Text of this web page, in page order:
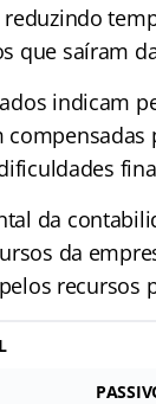
reduzindo
que saíram
indicam
da
da